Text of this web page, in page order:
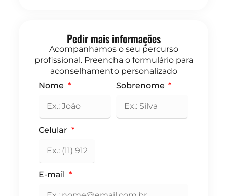
Pedir mais informações
Acompanhamos o seu percurso
profissional. Preencha o formulário para
aconselhamento personalizado
Nome
Sobrenome
Celular
E-mail